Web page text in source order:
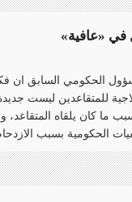
في «عافية»
الحكومي السابق ان
للمتقاعدين ليست
ما كان يلقاه
الحكومية بسبب